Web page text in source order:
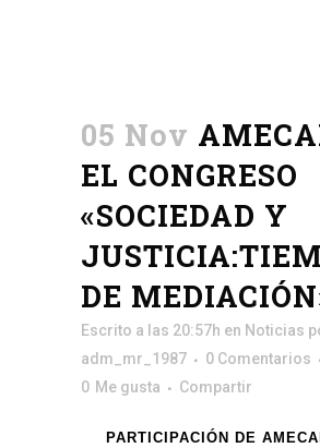
05 Nov
EL CONGRESO
«SOCIEDAD Y
DE
Escrito a las 20:57h en Noticias
adm_mr_1987
0 Comentarios
0 Me gusta Compartir
PARTICIPACIÓN DE